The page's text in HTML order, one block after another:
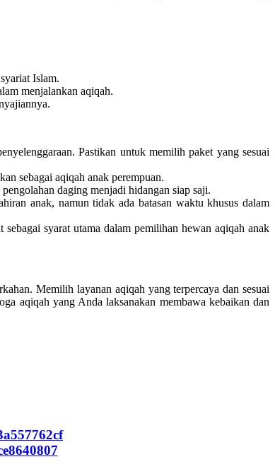
Islam.
menjalankan aqiqah.
Pastikan untuk memilih paket yang sesuai
sebagai aqiqah anak perempuan.
daging menjadi hidangan siap saji.
anak, namun tidak ada batasan waktu khusus dalam
syarat utama dalam pemilihan hewan aqiqah anak
Memilih layanan aqiqah yang terpercaya dan sesuai
aqiqah yang Anda laksanakan membawa kebaikan dan